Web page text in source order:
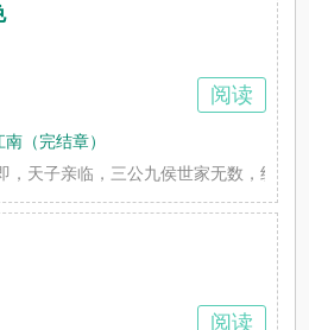
（完结章）
，天子亲临，三公九侯世家无数，纷纷
阅读
阅读